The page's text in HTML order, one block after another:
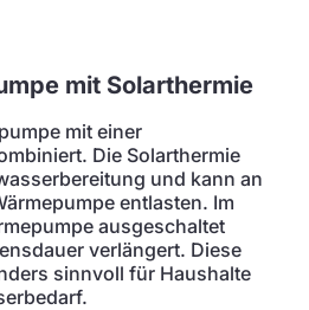
mit Solarthermie
mit einer
Die Solarthermie
und kann an
entlasten. Im
ausgeschaltet
verlängert. Diese
sinnvoll für Haushalte